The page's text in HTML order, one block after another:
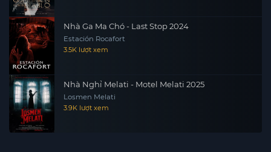
Nhà Ga Ma Chó - Last Stop 2024
Estación Rocafort
3.5K lượt xem
Nhà Nghỉ Melati - Motel Melati 2025
Losmen Melati
3.9K lượt xem